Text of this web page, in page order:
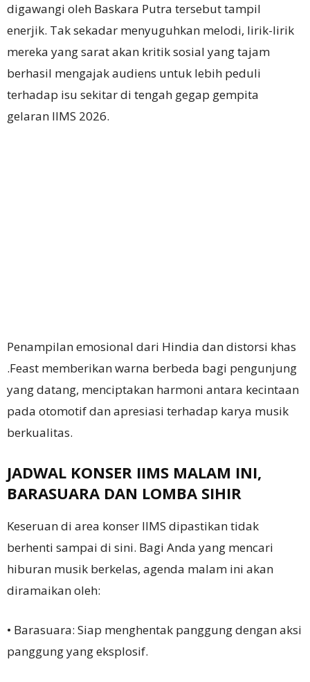
digawangi oleh Baskara Putra tersebut tampil
enerjik. Tak sekadar menyuguhkan melodi, lirik-lirik
mereka yang sarat akan kritik sosial yang tajam
berhasil mengajak audiens untuk lebih peduli
terhadap isu sekitar di tengah gegap gempita
gelaran IIMS 2026.
Penampilan emosional dari Hindia dan distorsi khas
.Feast memberikan warna berbeda bagi pengunjung
yang datang, menciptakan harmoni antara kecintaan
pada otomotif dan apresiasi terhadap karya musik
berkualitas.
JADWAL KONSER IIMS MALAM INI,
BARASUARA DAN LOMBA SIHIR
Keseruan di area konser IIMS dipastikan tidak
berhenti sampai di sini. Bagi Anda yang mencari
hiburan musik berkelas, agenda malam ini akan
diramaikan oleh:
• Barasuara: Siap menghentak panggung dengan aksi
panggung yang eksplosif.